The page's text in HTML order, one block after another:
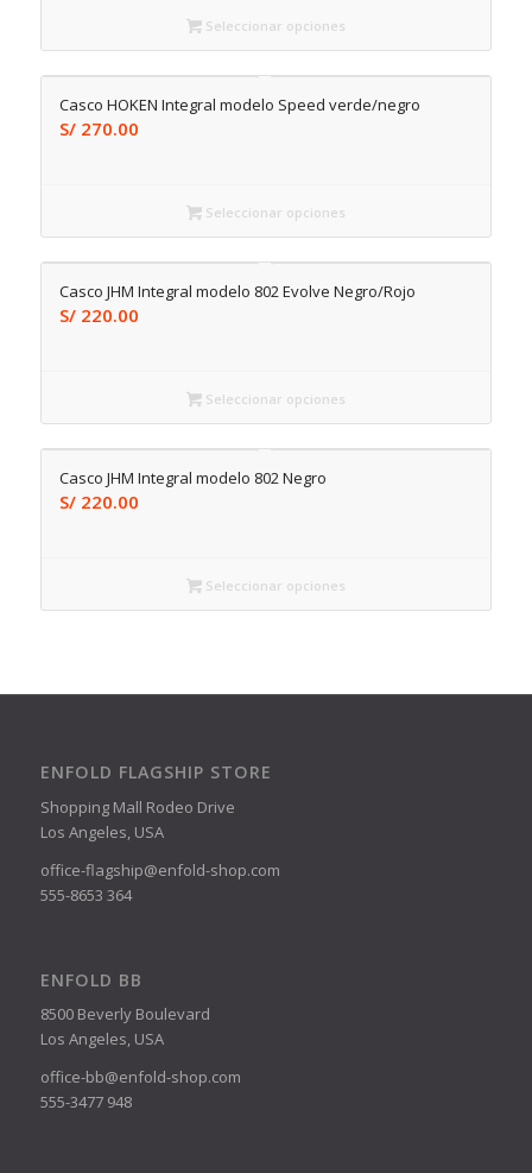
Seleccionar opciones
Casco HOKEN Integral modelo Speed verde/negro
S/270.00
Seleccionar opciones
Casco JHM Integral modelo 802 Evolve Negro/Rojo
S/220.00
Seleccionar opciones
Casco JHM Integral modelo 802 Negro
S/220.00
Seleccionar opciones
ENFOLD FLAGSHIP STORE
Shopping Mall Rodeo Drive
Los Angeles, USA
office-flagship@enfold-shop.com
555-8653 364
ENFOLD BB
8500 Beverly Boulevard
Los Angeles, USA
office-bb@enfold-shop.com
555-3477 948